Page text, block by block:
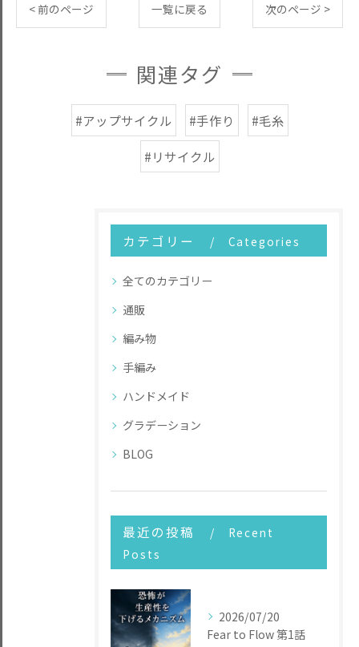
< 前のページ 一覧に戻る 次のページ >
関連タグ
#アップサイクル #手作り #毛糸
#リサイクル
カテゴリー Categories
全てのカテゴリー
通販
編み物
手編み
ハンドメイド
グラデーション
BLOG
最近の投稿
Recent
Posts
2026/07/20
Fear to Flow 第1話